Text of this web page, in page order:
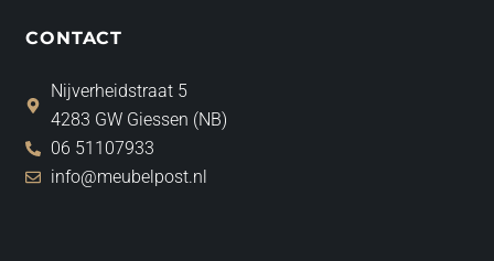
CONTACT
Nijverheidstraat 5
4283 GW Giessen (NB)
06 51107933
info@meubelpost.nl